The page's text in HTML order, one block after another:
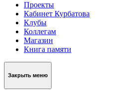
Проекты
Кабинет Курбатова
Клубы
Коллегам
Магазин
Книга памяти
Закрыть меню